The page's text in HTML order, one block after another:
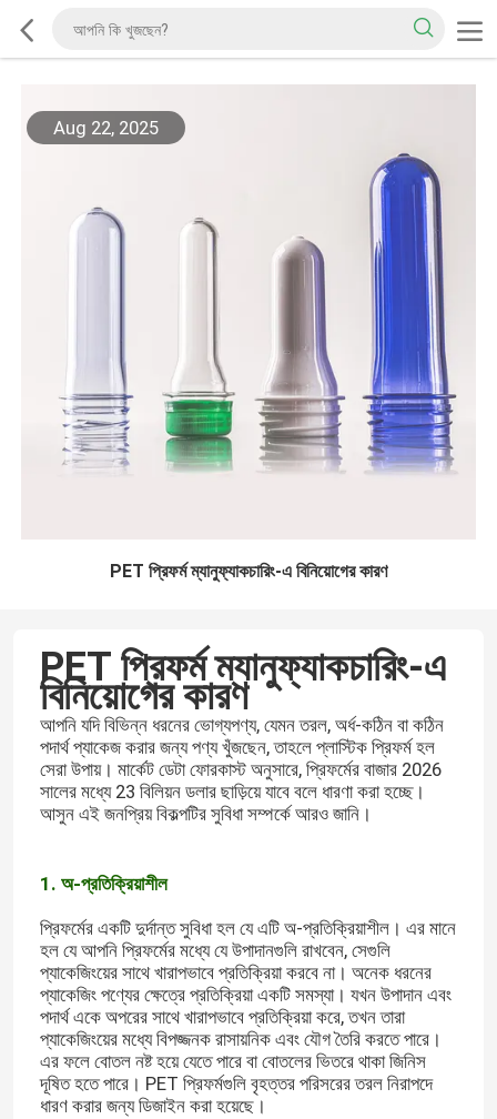
Aug 22, 2025
PET প্রিফর্ম ম্যানুফ্যাকচারিং-এ বিনিয়োগের কারণ
PET প্রিফর্ম ম্যানুফ্যাকচারিং-এ
বিনিয়োগের কারণ
আপনি যদি বিভিন্ন ধরনের ভোগ্যপণ্য, যেমন তরল, অর্ধ-কঠিন বা কঠিন
পদার্থ প্যাকেজ করার জন্য পণ্য খুঁজছেন, তাহলে প্লাস্টিক প্রিফর্ম হল
সেরা উপায়। মার্কেট ডেটা ফোরকাস্ট অনুসারে, প্রিফর্মের বাজার 2026
সালের মধ্যে 23 বিলিয়ন ডলার ছাড়িয়ে যাবে বলে ধারণা করা হচ্ছে।
আসুন এই জনপ্রিয় বিকল্পটির সুবিধা সম্পর্কে আরও জানি।
1. অ-প্রতিক্রিয়াশীল
প্রিফর্মের একটি দুর্দান্ত সুবিধা হল যে এটি অ-প্রতিক্রিয়াশীল। এর মানে
হল যে আপনি প্রিফর্মের মধ্যে যে উপাদানগুলি রাখবেন, সেগুলি
প্যাকেজিংয়ের সাথে খারাপভাবে প্রতিক্রিয়া করবে না। অনেক ধরনের
প্যাকেজিং পণ্যের ক্ষেত্রে প্রতিক্রিয়া একটি সমস্যা। যখন উপাদান এবং
পদার্থ একে অপরের সাথে খারাপভাবে প্রতিক্রিয়া করে, তখন তারা
প্যাকেজিংয়ের মধ্যে বিপজ্জনক রাসায়নিক এবং যৌগ তৈরি করতে পারে।
এর ফলে বোতল নষ্ট হয়ে যেতে পারে বা বোতলের ভিতরে থাকা জিনিস
দূষিত হতে পারে। PET প্রিফর্মগুলি বৃহত্তর পরিসরের তরল নিরাপদে
ধারণ করার জন্য ডিজাইন করা হয়েছে।